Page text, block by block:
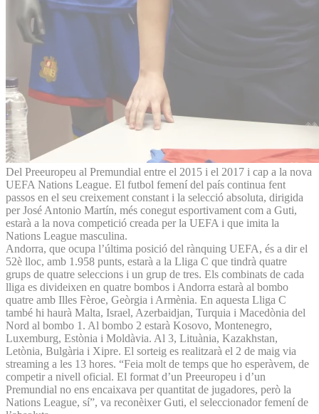
Del Preeuropeu al Premundial entre el 2015 i el 2017 i cap a la nova
UEFA Nations League. El futbol femení del país continua fent
passos en el seu creixement constant i la selecció absoluta, dirigida
per José Antonio Martín, més conegut esportivament com a Guti,
estarà a la nova competició creada per la UEFA i que imita la
Nations League masculina.
Andorra, que ocupa l’última posició del rànquing UEFA, és a dir el
52è lloc, amb 1.958 punts, estarà a la Lliga C que tindrà quatre
grups de quatre seleccions i un grup de tres. Els combinats de cada
lliga es divideixen en quatre bombos i Andorra estarà al bombo
quatre amb Illes Fèroe, Geòrgia i Armènia. En aquesta Lliga C
també hi haurà Malta, Israel, Azerbaidjan, Turquia i Macedònia del
Nord al bombo 1. Al bombo 2 estarà Kosovo, Montenegro,
Luxemburg, Estònia i Moldàvia. Al 3, Lituània, Kazakhstan,
Letònia, Bulgària i Xipre. El sorteig es realitzarà el 2 de maig via
streaming a les 13 hores. “Feia molt de temps que ho esperàvem, de
competir a nivell oficial. El format d’un Preeuropeu i d’un
Premundial no ens encaixava per quantitat de jugadores, però la
Nations League, sí”, va reconèixer Guti, el seleccionador femení de